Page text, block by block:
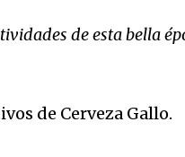
de esta bella
de Cerveza Gallo.